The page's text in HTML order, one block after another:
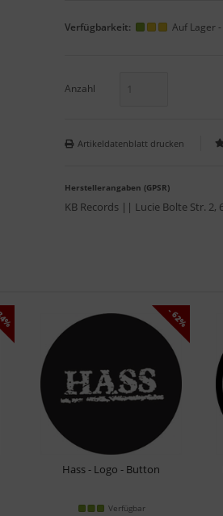
Verfügbarkeit: Auf Lager
Anzahl
Artikeldatenblatt drucken
Herstellerangaben (GPSR)
KB Records || Lucie Bolte Str.
Hass - Logo - Button
Verfügbar
- 62%